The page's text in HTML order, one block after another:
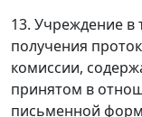
13. Учреждение в
получения
комиссии,
принятом в
письменной